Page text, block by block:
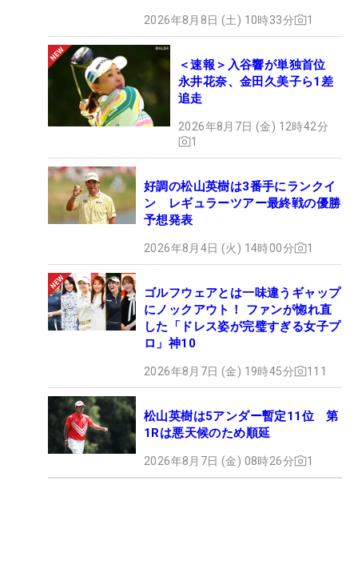
2026年8月8日 (土) 10時33分 1
＜速報＞入谷響が単独首位
永井花奈、金田久美子ら1差
追走
2026年8月7日 (金) 12時42分
1
好調の松山英樹は3番手にランクイ
ン レギュラーツアー最終戦の優勝
予想発表
2026年8月4日 (火) 14時00分 1
ゴルフウェアとは一味違うギャップ
にノックアウト！ ファンが惚れ直
した「ドレス姿が完璧すぎる女子プ
ロ」神10
2026年8月7日 (金) 19時45分 111
松山英樹は5アンダー暫定11位 第
1Rは悪天候のため順延
2026年8月7日 (金) 08時26分 1